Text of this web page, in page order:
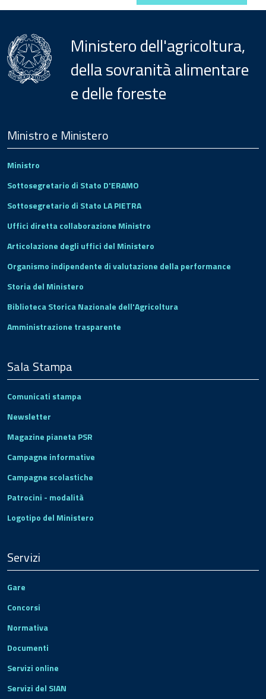
Ministero dell'agricoltura,
della sovranità alimentare
e delle foreste
Footer
Ministro e Ministero
Ministro
Sottosegretario di Stato D'ERAMO
Sottosegretario di Stato LA PIETRA
Uffici diretta collaborazione Ministro
Articolazione degli uffici del Ministero
Organismo indipendente di valutazione della performance
Storia del Ministero
Biblioteca Storica Nazionale dell'Agricoltura
Amministrazione trasparente
Sala Stampa
Comunicati stampa
Newsletter
Magazine pianeta PSR
Campagne informative
Campagne scolastiche
Patrocini - modalità
Logotipo del Ministero
Servizi
Gare
Concorsi
Normativa
Documenti
Servizi online
Servizi del SIAN